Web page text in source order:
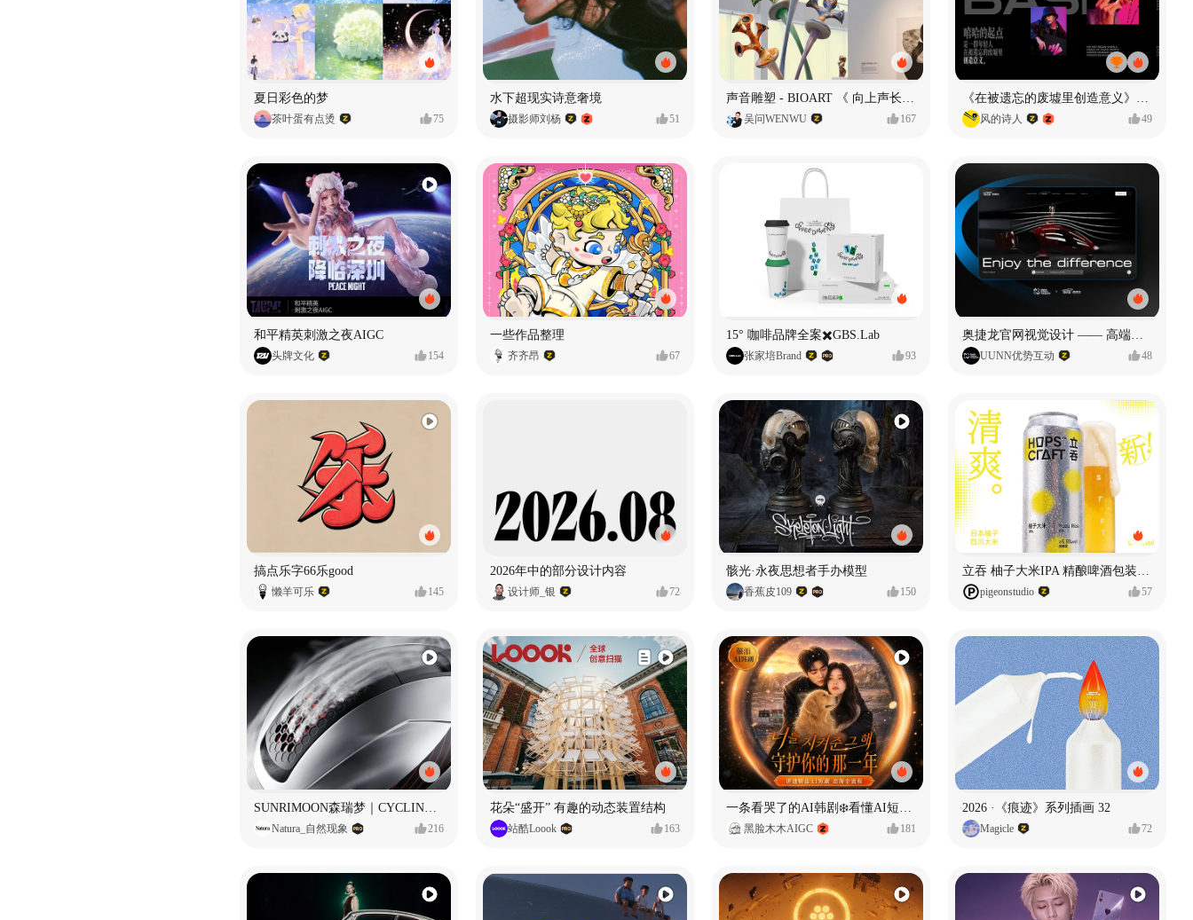
夏日彩色的梦
茶叶蛋有点烫 75
水下超现实诗意奢境
摄影师刘杨 51
声音雕塑 - BIOART 《 向上声长 》
吴问WENWU 167
《在被遗忘的废墟里创造意义》#MVLAND嘻哈狂欢派对
风的诗人 49
和平精英刺激之夜AIGC
头牌文化 154
一些作品整理
齐齐昂 67
15° 咖啡品牌全案✖️GBS.Lab
张家培Brand 93 UUNN优势互动 48
搞点乐字66乐good
懒羊可乐 145
2026年中的部分设计内容
设计师_银 72
骸光·永夜思想者手办模型
香蕉皮109 150
立吞 柚子大米IPA 精酿啤酒包装设计
pigeonstudio 57
Natura_自然现象 216
花朵“盛开” 有趣的动态装置结构
站酷Loook 163 黑脸木木AIGC 181
2026 ·《痕迹》系列插画 32
Magicle 72